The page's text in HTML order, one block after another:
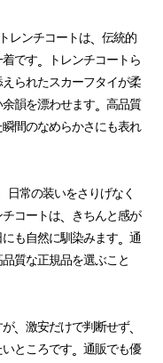
レンチコートは、伝統的
です。トレンチコートら
られたスカーフタイが柔
韻を漂わせます。高品質
間のなめらかさにも表れ
日常の装いをさりげなく
コートは、きちんと感が
も自然に馴染みます。通
質な正規品を選ぶこと
、激安だけで判断せず、
ところです。通販でも優